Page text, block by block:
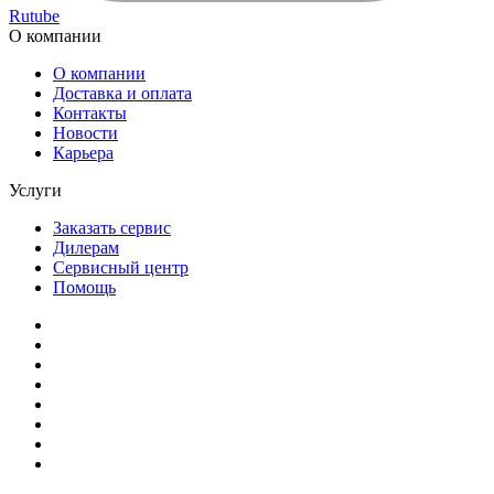
Rutube
О компании
О компании
Доставка и оплата
Контакты
Новости
Карьера
Услуги
Заказать сервис
Дилерам
Сервисный центр
Помощь